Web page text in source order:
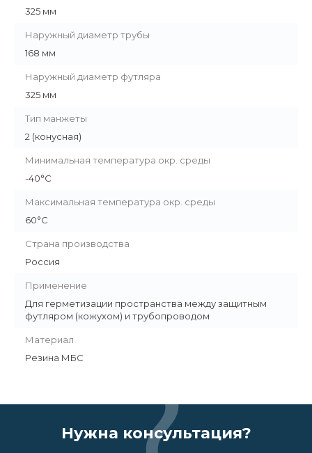
325 мм
Наружный диаметр трубы
168 мм
Наружный диаметр футляра
325 мм
Тип манжеты
2 (конусная)
Минимальная температура окр. среды
-40°C
Максимальная температура окр. среды
60°C
Страна производства
Россия
Применение
Для герметизации пространства между защитным
футляром (кожухом) и трубопроводом
Материал
Резина МБС
Нужна консультация?